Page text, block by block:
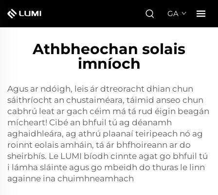
GA
Athbheochan solais
imníoch
Agus ar ndóigh, leis ár dtreoracht dhian chun
sáithríocht an chustaiméara, táimid anseo chun
cabhrú leat ar gach céim má tá rud éigin beagán
mícheart! Cibé an bhfuil tú ag déanamh
aghaidhleára, ag athrú plaanaí teiripeach nó ag
roinnt eolais amháin, tá ár bhfhoireann ar do
sheirbhís. Le LUMI bíodh cinnte agat go bhfuil tú
i lámha sláinte agus go mbeidh do thuras le linn
againne ina chuimhneamhach